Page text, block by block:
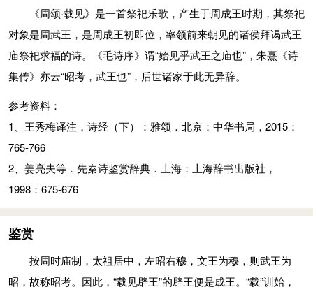
休：美。有：同“又”。烈光：光亮。
率：带领。昭考：皇考。此处指周武王。
孝、享：都是献祭的意思。
介（gài）：通“匄（gài）”。求。
永言：即“永焉”，长久貌。言，语助词。
烈文：辉煌而有文德。烈，有武功。辟公：指诸侯公卿。
绥：安抚。一说赐也。
俾（bǐ）：使。缉熙：光明，显耀。纯嘏（gǔ）：大福，美福。
《周颂·载见》是一首祭祀乐歌，产生于周成王时期，其祭祀
对象是周武王，是周成王初即位，率领前来朝见的诸侯拜谒武王
庙祭祀求福的诗。《毛诗序》谓“始见乎武王之庙也”，朱熹《诗
集传》亦云“昭考，武王也”，后世诸家于此无异辞。
参考资料：
1、王秀梅译注．诗经（下）：雅颂．北京：中华书局，2015：
765-766
2、姜亮夫等．先秦诗鉴赏辞典．上海：上海辞书出版社，
1998：675-676
鉴赏
按周时庙制，太祖居中，左昭右穆，文王为穆，则武王为
昭，故称昭考。因此，“载见辟王”的辟王便是成王。“载”训始，